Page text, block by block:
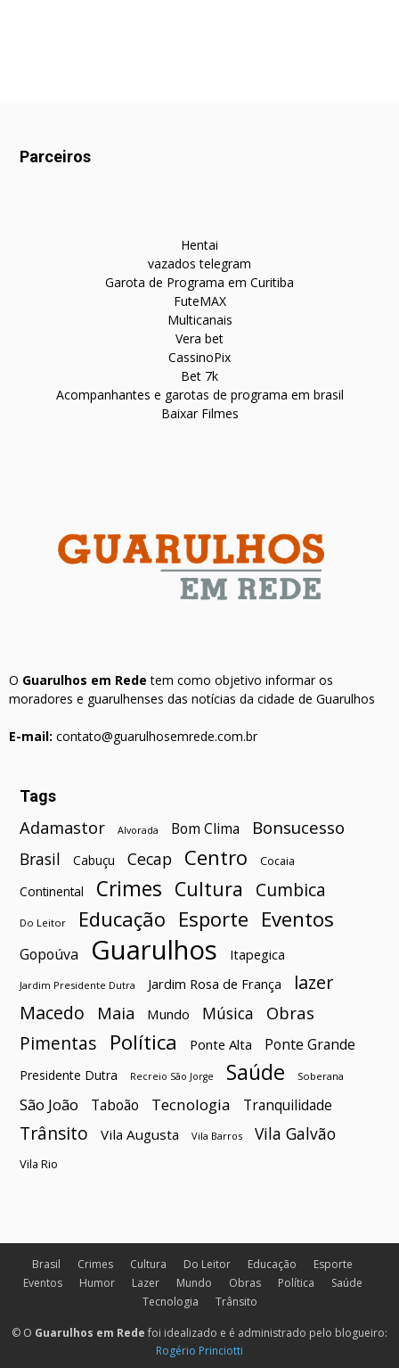
Parceiros
Hentai
vazados telegram
Garota de Programa em Curitiba
FuteMAX
Multicanais
Vera bet
CassinoPix
Bet 7k
Acompanhantes e garotas de programa em brasil
Baixar Filmes
O Guarulhos em Rede tem como objetivo informar os
moradores e guarulhenses das notícias da cidade de Guarulhos
E-mail: contato@guarulhosemrede.com.br
Tags
Adamastor Alvorada Bom Clima Bonsucesso
Brasil Cabuçu Cecap Centro Cocaia
Continental Crimes Cultura Cumbica
Do Leitor Educação Esporte Eventos
Gopoúva Guarulhos Itapegica
Jardim Presidente Dutra Jardim Rosa de França
lazer
Macedo
Maia Mundo Música Obras
Pimentas Política Ponte Alta Ponte Grande
Presidente Dutra Recreio São Jorge Saúde Soberana
São João Taboão Tecnologia Tranquilidade
Trânsito Vila Augusta Vila Barros Vila Galvão
Vila Rio
Brasil Crimes Cultura Do Leitor Educação
Esporte
Eventos
Humor Lazer Mundo Obras Política
Saúde
Tecnologia
Trânsito
© O Guarulhos em Rede foi idealizado e é administrado pelo blogueiro:
Rogério Princiotti